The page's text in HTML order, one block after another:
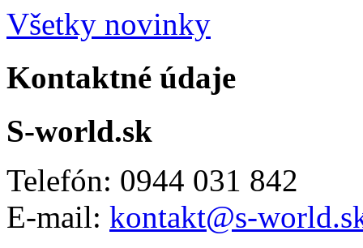
Všetky novinky
Kontaktné údaje
S-world.sk
Telefón: 0944 031 842
E-mail: kontakt@s-